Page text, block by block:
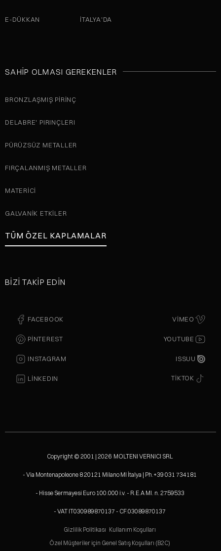
E-DÜKKAN İTALYA'DA
SAHIP OLMASI GEREKENLER
BRONZLAŞMIŞ PIRINÇ
DELABRE' PIRINÇLERI
PÜRÜZSÜZ METALLER
FIRÇALANMIŞ METALLER
MATERICI
GALVANIK ETKILER
TÜM ÖZEL KAPLAMALAR
BIZI TAKIP EDIN
FACEBOOK
PINTEREST
INSTAGRAM
LINKEDIN
VIMEO
YOUTUBE
ISSUU
TIKTOK
Copyright © 2001 | 2026 MOLTENI VERNICI SRL
- Via Montenapoleone 8 20121 Milano MI İtalya | Ph.+39 031 734181
- Hisse Sermayesi Euro 100.000 i.v. - R.E.A MI. n. 2759533
- VAT IT030989870137 - CF.03089870137
Gizlilik Politikası Kullanım Koşulları
Özel Müşteriler için Genel Satış Koşulları (B2C)